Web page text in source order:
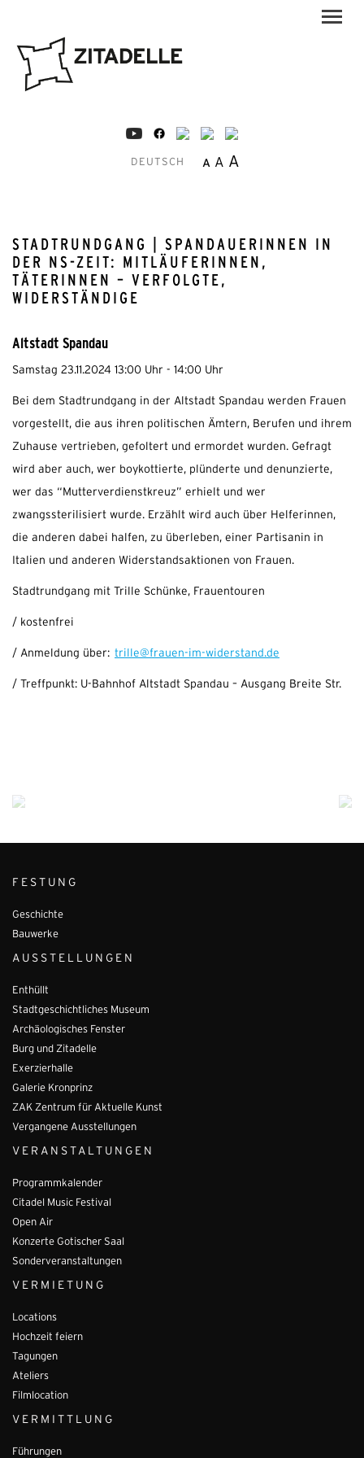
DEUTSCH A A A
STADTRUNDGANG | SPANDAUERINNEN IN
DER NS-ZEIT: MITLÄUFERINNEN,
TÄTERINNEN – VERFOLGTE,
WIDERSTÄNDIGE
Altstadt Spandau
Samstag 23.11.2024 13:00 Uhr - 14:00 Uhr
Bei dem Stadtrundgang in der Altstadt Spandau werden Frauen
vorgestellt, die aus ihren politischen Ämtern, Berufen und ihrem
Zuhause vertrieben, gefoltert und ermordet wurden. Gefragt
wird aber auch, wer boykottierte, plünderte und denunzierte,
wer das “Mutterverdienstkreuz” erhielt und wer
zwangssterilisiert wurde. Erzählt wird auch über Helferinnen,
die anderen dabei halfen, zu überleben, einer Partisanin in
Italien und anderen Widerstandsaktionen von Frauen.
Stadtrundgang mit Trille Schünke, Frauentouren
/ kostenfrei
/ Anmeldung über: trille@frauen-im-widerstand.de
/ Treffpunkt: U-Bahnhof Altstadt Spandau – Ausgang Breite Str.
FESTUNG
Geschichte
Bauwerke
AUSSTELLUNGEN
Enthüllt
Stadtgeschichtliches Museum
Archäologisches Fenster
Burg und Zitadelle
Exerzierhalle
Galerie Kronprinz
ZAK Zentrum für Aktuelle Kunst
Vergangene Ausstellungen
VERANSTALTUNGEN
Programmkalender
Citadel Music Festival
Open Air
Konzerte Gotischer Saal
Sonderveranstaltungen
VERMIETUNG
Locations
Hochzeit feiern
Tagungen
Ateliers
Filmlocation
VERMITTLUNG
Führungen